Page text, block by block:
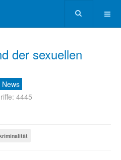
der sexuellen
News
4445